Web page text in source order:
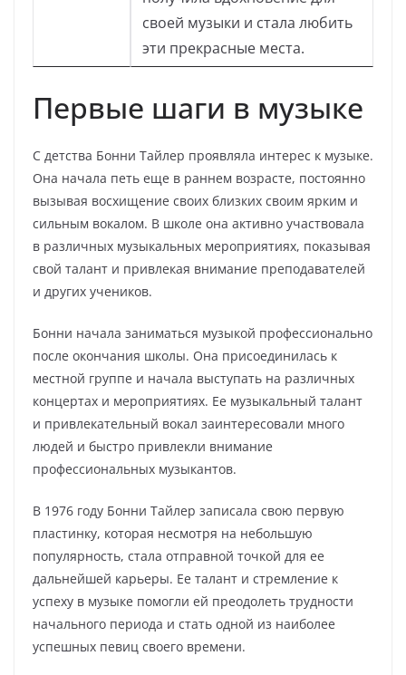
своей музыки и стала любить
эти прекрасные места.
Первые шаги в музыке
С детства Бонни Тайлер проявляла интерес к музыке.
Она начала петь еще в раннем возрасте, постоянно
вызывая восхищение своих близких своим ярким и
сильным вокалом. В школе она активно участвовала
в различных музыкальных мероприятиях, показывая
свой талант и привлекая внимание преподавателей
и других учеников.
Бонни начала заниматься музыкой профессионально
после окончания школы. Она присоединилась к
местной группе и начала выступать на различных
концертах и мероприятиях. Ее музыкальный талант
и привлекательный вокал заинтересовали много
людей и быстро привлекли внимание
профессиональных музыкантов.
В 1976 году Бонни Тайлер записала свою первую
пластинку, которая несмотря на небольшую
популярность, стала отправной точкой для ее
дальнейшей карьеры. Ее талант и стремление к
успеху в музыке помогли ей преодолеть трудности
начального периода и стать одной из наиболее
успешных певиц своего времени.